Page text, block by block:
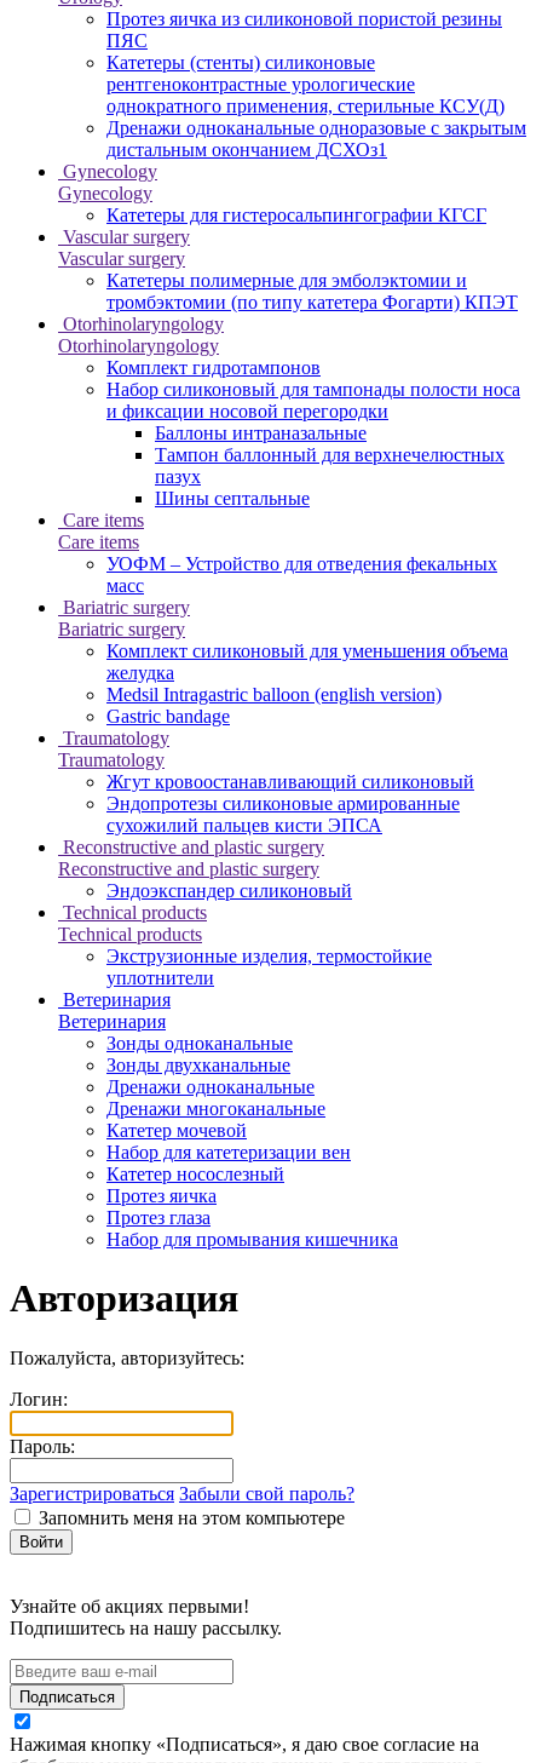
Протез яичка из силиконовой пористой резины
ПЯС
Катетеры (стенты) силиконовые
рентгеноконтрастные урологические
однократного применения, стерильные КСУ(Д)
Дренажи одноканальные одноразовые с закрытым
дистальным окончанием ДСХОз1
Gynecology
Gynecology
Катетеры для гистеросальпингографии КГСГ
Vascular surgery
Vascular surgery
Катетеры полимерные для эмболэктомии и
тромбэктомии (по типу катетера Фогарти) КПЭТ
Otorhinolaryngology
Otorhinolaryngology
Комплект гидротампонов
Набор силиконовый для тампонады полости носа
и фиксации носовой перегородки
Баллоны интраназальные
Тампон баллонный для верхнечелюстных
пазух
Шины септальные
Care items
Care items
УОФМ – Устройство для отведения фекальных
масс
Bariatric surgery
Bariatric surgery
Комплект силиконовый для уменьшения объема
желудка
Medsil Intragastric balloon (english version)
Gastric bandage
Traumatology
Traumatology
Жгут кровоостанавливающий силиконовый
Эндопротезы силиконовые армированные
сухожилий пальцев кисти ЭПСА
Reconstructive and plastic surgery
Reconstructive and plastic surgery
Эндоэкспандер силиконовый
Technical products
Technical products
Экструзионные изделия, термостойкие
уплотнители
Ветеринария
Ветеринария
Зонды одноканальные
Зонды двухканальные
Дренажи одноканальные
Дренажи многоканальные
Катетер мочевой
Набор для катетеризации вен
Катетер носослезный
Протез яичка
Протез глаза
Набор для промывания кишечника
Авторизация
Пожалуйста, авторизуйтесь:
Логин:
Пароль:
Зарегистрироваться Забыли свой пароль?
Запомнить меня на этом компьютере
Узнайте об акциях первыми!
Подпишитесь на нашу рассылку.
Подписаться
Нажимая кнопку «Подписаться», я даю свое согласие на